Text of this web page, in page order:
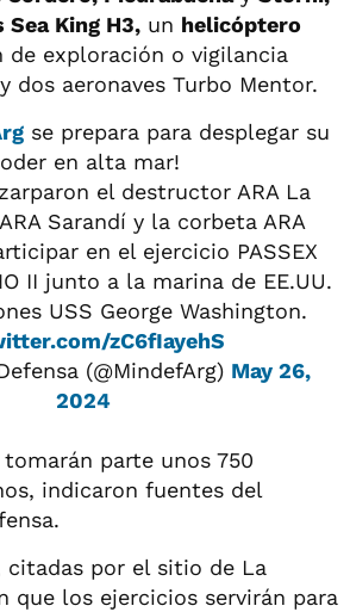
King H3, un helicóptero
de exploración o vigilancia
dos aeronaves Turbo Mentor.
se prepara para desplegar su
en alta mar!
el destructor ARA La
Sarandí y la corbeta ARA
en el ejercicio PASSEX
II junto a la marina de EE.UU.
USS George Washington.
zC6fIayehS
(@MindefArg) May 26,
2024
parte unos 750
indicaron fuentes del
citadas por el sitio de La
que los ejercicios servirán para